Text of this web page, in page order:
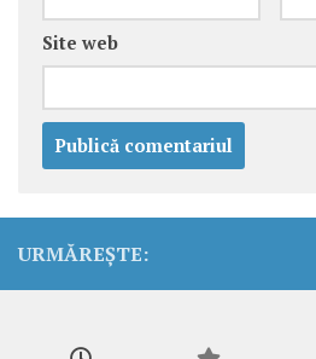
Site web
URMĂREȘTE: